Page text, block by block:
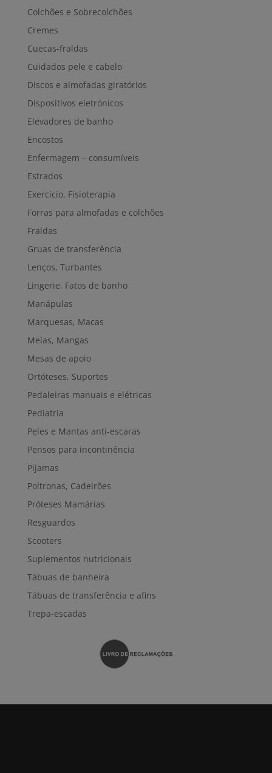
Colchões e Sobrecolchões
Cremes
Cuecas-fraldas
Cuidados pele e cabelo
Discos e almofadas giratórios
Dispositivos eletrónicos
Elevadores de banho
Encostos
Enfermagem – consumíveis
Estrados
Exercício, Fisioterapia
Forras para almofadas e colchões
Fraldas
Gruas de transferência
Lenços, Turbantes
Lingerie, Fatos de banho
Manápulas
Marquesas, Macas
Meias, Mangas
Mesas de apoio
Ortóteses, Suportes
Pedaleiras manuais e elétricas
Pediatria
Peles e Mantas anti-escaras
Pensos para incontinência
Pijamas
Poltronas, Cadeirões
Próteses Mamárias
Resguardos
Scooters
Suplementos nutricionais
Tábuas de banheira
Tábuas de transferência e afins
Trepa-escadas